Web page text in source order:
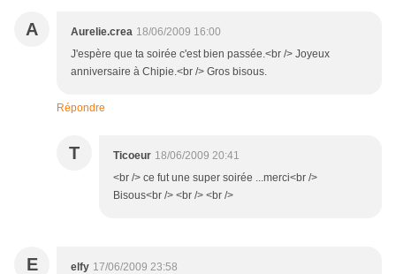
A Aurelie.crea 18/06/2009 16:00
J'espère que ta soirée c'est bien passée.<br /> Joyeux
anniversaire à Chipie.<br /> Gros bisous.
Répondre
T Ticoeur 18/06/2009 20:41
<br /> ce fut une super soirée ...merci<br />
Bisous<br /> <br /> <br />
E elfy 17/06/2009 23:58